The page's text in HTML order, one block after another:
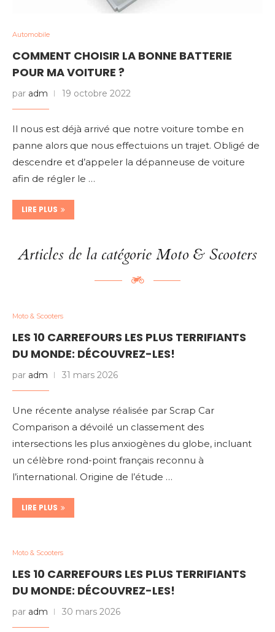
Automobile
COMMENT CHOISIR LA BONNE BATTERIE
POUR MA VOITURE ?
par adm 19 octobre 2022
Il nous est déjà arrivé que notre voiture tombe en
panne alors que nous effectuions un trajet. Obligé de
descendre et d’appeler la dépanneuse de voiture
afin de régler le …
LIRE PLUS
Articles de la catégorie Moto & Scooters
Moto & Scooters
LES 10 CARREFOURS LES PLUS TERRIFIANTS
DU MONDE: DÉCOUVREZ-LES!
par adm 31 mars 2026
Une récente analyse réalisée par Scrap Car
Comparison a dévoilé un classement des
intersections les plus anxiogènes du globe, incluant
un célèbre rond-point français reconnu à
l’international. Origine de l’étude …
LIRE PLUS
Moto & Scooters
LES 10 CARREFOURS LES PLUS TERRIFIANTS
DU MONDE: DÉCOUVREZ-LES!
par adm 30 mars 2026